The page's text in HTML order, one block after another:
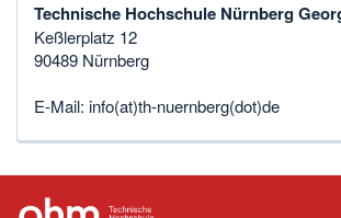
Technische Hochschule Nürnberg
Keßlerplatz 12
90489 Nürnberg
E-Mail: info(at)th-nuernberg(dot)de